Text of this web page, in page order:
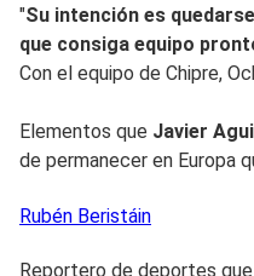
"Su intención es
que consiga equipo
Con el equipo de Chipre,
Elementos que Javier
de permanecer en Europa
Rubén Beristáin
Reportero de deportes